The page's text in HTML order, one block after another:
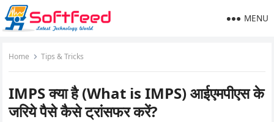
MENU
Home Tips & Tricks
IMPS क्या है (What is IMPS) आईएमपीएस के
जरिये पैसे कैसे ट्रांसफर करें?